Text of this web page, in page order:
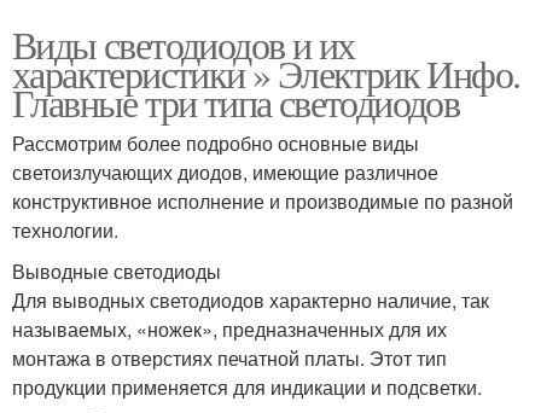
Виды светодиодов и их
характеристики » Электрик Инфо.
Главные три типа светодиодов
Рассмотрим более подробно основные виды
светоизлучающих диодов, имеющие различное
конструктивное исполнение и производимые по разной
технологии.
Выводные светодиоды
Для выводных светодиодов характерно наличие, так
называемых, «ножек», предназначенных для их
монтажа в отверстиях печатной платы. Этот тип
продукции применяется для индикации и подсветки.